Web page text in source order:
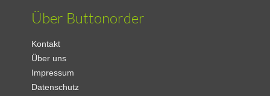
Über Buttonorder
Kontakt
Über uns
Impressum
Datenschutz